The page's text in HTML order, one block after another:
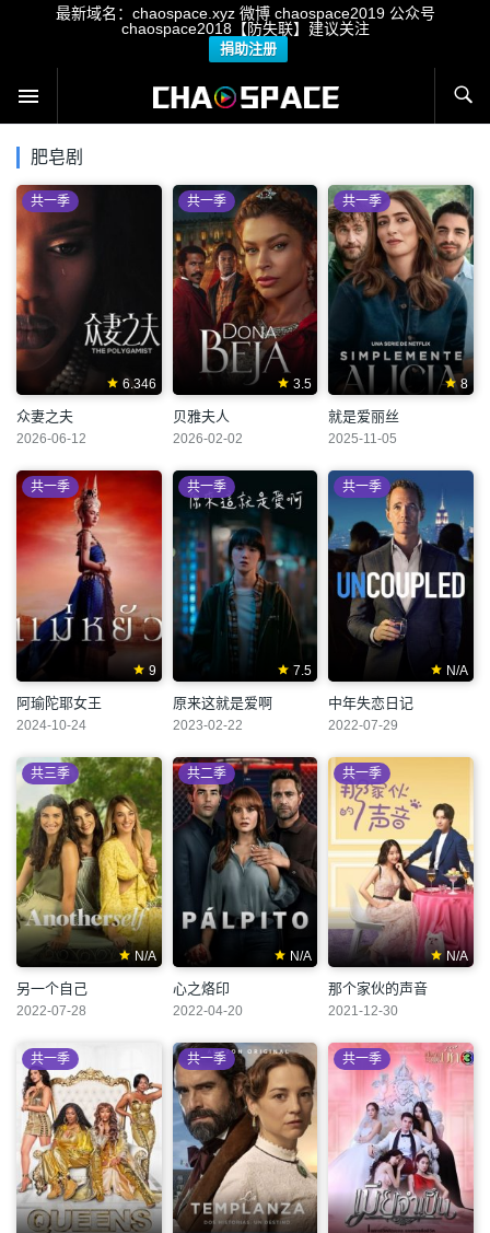
最新域名：chaospace.xyz 微博 chaospace2019 公众号
chaospace2018【防失联】建议关注
捐助注册
肥皂剧
6.346
共一季
众妻之夫
2026-06-12
3.5
共一季
贝雅夫人
2026-02-02
8
共一季
就是爱丽丝
2025-11-05
9
共一季
阿瑜陀耶女王
2024-10-24
7.5
共一季
原来这就是爱啊
2023-02-22
N/A
共一季
中年失恋日记
2022-07-29
N/A
共三季
另一个自己
2022-07-28
N/A
共二季
心之烙印
2022-04-20
N/A
共一季
那个家伙的声音
2021-12-30
共一季 共一季 共一季